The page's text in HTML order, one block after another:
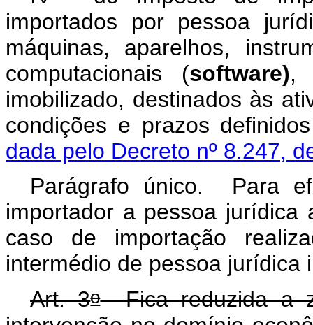
importados por pessoa
máquinas, aparelhos,
computacionais (software),
imobilizado, destinados às
condições e prazos
dada pelo Decreto nº 8.247,
Parágrafo único. Para
importador a pessoa jurídica
caso de importação
intermédio de pessoa jurídica
Art. 3oFica reduzida a